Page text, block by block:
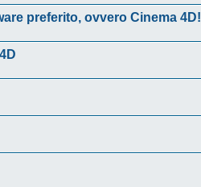
preferito, ovvero Cinema 4D!